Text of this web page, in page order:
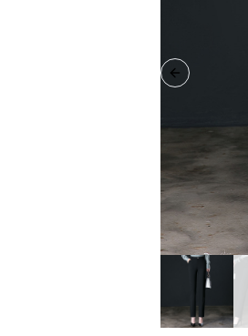
Previous slide